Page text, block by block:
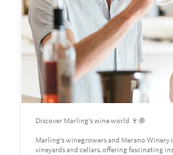
Discover Marling’s wine world 🍷🍇
Marling’s winegrowers and Merano
vineyards and cellars, offering fascinating